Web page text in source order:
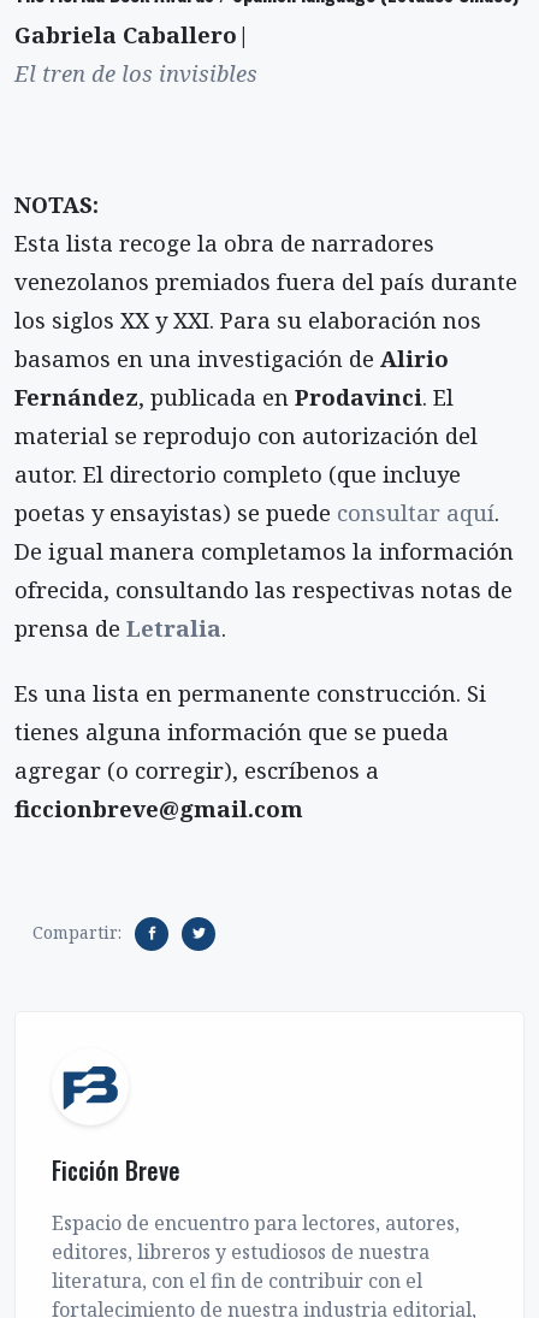
Gabriela Caballero|
El tren de los invisibles
NOTAS:
Esta lista recoge la obra de narradores
venezolanos premiados fuera del país durante
los siglos XX y XXI. Para su elaboración nos
basamos en una investigación de Alirio
Fernández, publicada en Prodavinci. El
material se reprodujo con autorización del
autor. El directorio completo (que incluye
poetas y ensayistas) se puede consultar aquí.
De igual manera completamos la información
ofrecida, consultando las respectivas notas de
prensa de Letralia.
Es una lista en permanente construcción. Si
tienes alguna información que se pueda
agregar (o corregir), escríbenos a
ficcionbreve@gmail.com
Compartir:
Ficción Breve
Espacio de encuentro para lectores, autores,
editores, libreros y estudiosos de nuestra
literatura, con el fin de contribuir con el
fortalecimiento de nuestra industria editorial,